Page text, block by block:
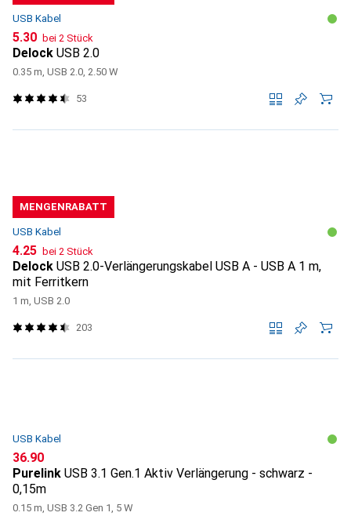
USB Kabel
CHF
5.30 bei 2 Stück
Delock USB 2.0
0.35 m, USB 2.0, 2.50 W
53
MENGENRABATT
USB Kabel
CHF
4.25 bei 2 Stück
Delock USB 2.0-Verlängerungskabel USB A - USB A 1 m,
mit Ferritkern
1 m, USB 2.0
203
USB Kabel
CHF
36.90
Purelink USB 3.1 Gen.1 Aktiv Verlängerung - schwarz -
0,15m
0.15 m, USB 3.2 Gen 1, 5 W